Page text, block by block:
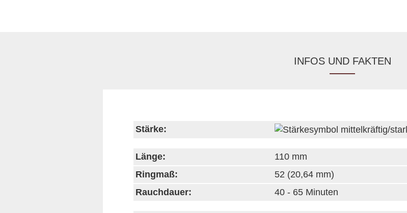
INFOS UND FAKTEN
Stärke:
Länge:
110 mm
Ringmaß:
52 (20,64 mm)
Rauchdauer:
40 - 65 Minuten